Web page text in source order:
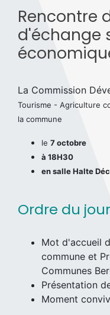
Rencontre
d'échange
La Commission
Tourisme - Agriculture
la commune
le 7 octobre
à 18H30
en salle Halte
Ordre du jour
Mot d'accueil
commune et
Communes
Présentation
Moment